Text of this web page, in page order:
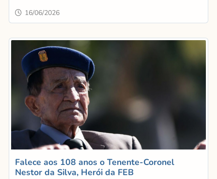
16/06/2026
Falece aos 108 anos o Tenente-Coronel
Nestor da Silva, Herói da FEB